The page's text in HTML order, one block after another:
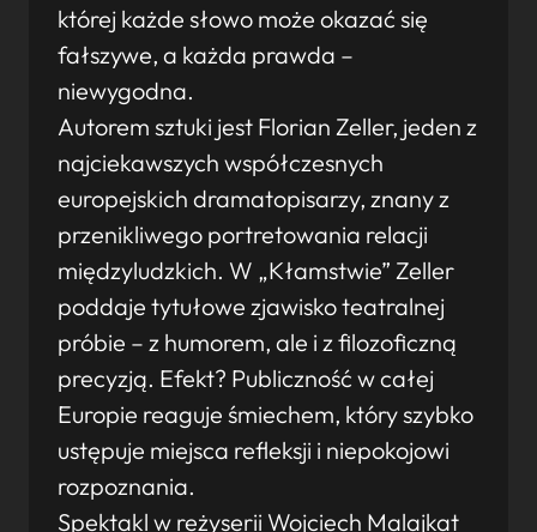
której każde słowo może okazać się
fałszywe, a każda prawda –
niewygodna.
Autorem sztuki jest Florian Zeller, jeden z
najciekawszych współczesnych
europejskich dramatopisarzy, znany z
przenikliwego portretowania relacji
międzyludzkich. W „Kłamstwie” Zeller
poddaje tytułowe zjawisko teatralnej
próbie – z humorem, ale i z filozoficzną
precyzją. Efekt? Publiczność w całej
Europie reaguje śmiechem, który szybko
ustępuje miejsca refleksji i niepokojowi
rozpoznania.
Spektakl w reżyserii Wojciech Malajkat